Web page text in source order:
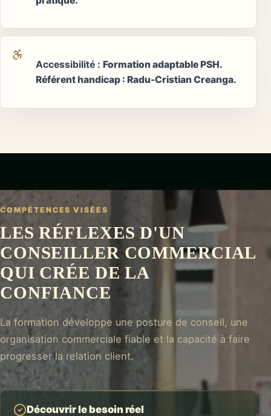
Accessibilité : Formation adaptable PSH.
Référent handicap : Radu-Cristian Creanga.
COMPÉTENCES VISÉES
LES RÉFLEXES D'UN
CONSEILLER COMMERCIAL
QUI CRÉE DE LA
CONFIANCE
La formation développe une posture de conseil, une
organisation commerciale fiable et la capacité à faire
progresser la relation client.
Découvrir le besoin réel